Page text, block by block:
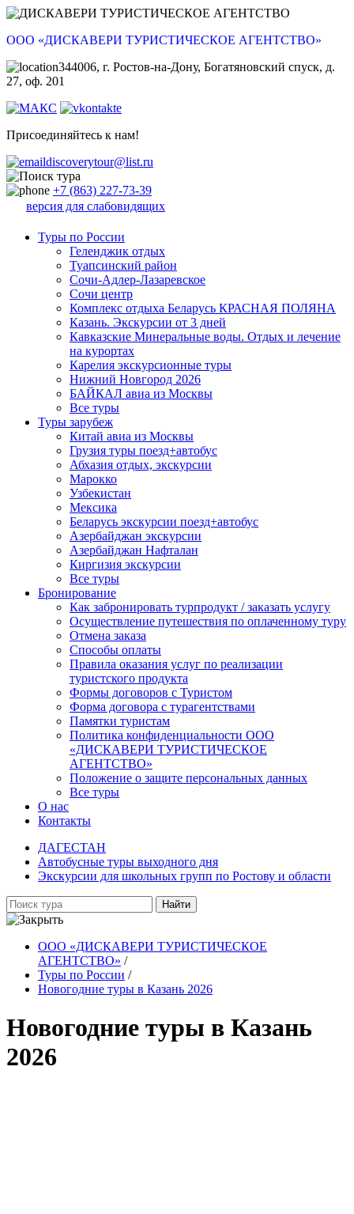
ООО «ДИСКАВЕРИ ТУРИСТИЧЕСКОЕ АГЕНТСТВО»
344006, г. Ростов-на-Дону, Богатяновский спуск, д.
27, оф. 201
Присоединяйтесь к нам!
discoverytour@list.ru
+7 (863) 227-73-39
версия для слабовидящих
Туры по России
Геленджик отдых
Туапсинский район
Сочи-Адлер-Лазаревское
Сочи центр
Комплекс отдыха Беларусь КРАСНАЯ ПОЛЯНА
Казань. Экскурсии от 3 дней
Кавказские Минеральные воды. Отдых и лечение
на курортах
Карелия экскурсионные туры
Нижний Новгород 2026
БАЙКАЛ авиа из Москвы
Все туры
Туры зарубеж
Китай авиа из Москвы
Грузия туры поезд+автобус
Абхазия отдых, экскурсии
Марокко
Узбекистан
Мексика
Беларусь экскурсии поезд+автобус
Азербайджан экскурсии
Азербайджан Нафталан
Киргизия экскурсии
Все туры
Бронирование
Как забронировать турпродукт / заказать услугу
Осуществление путешествия по оплаченному туру
Отмена заказа
Способы оплаты
Правила оказания услуг по реализации
туристского продукта
Формы договоров с Туристом
Форма договора с турагентствами
Памятки туристам
Политика конфиденциальности ООО
«ДИСКАВЕРИ ТУРИСТИЧЕСКОЕ
АГЕНТСТВО»
Положение о защите персональных данных
Все туры
О нас
Контакты
ДАГЕСТАН
Автобусные туры выходного дня
Экскурсии для школьных групп по Ростову и области
Найти
ООО «ДИСКАВЕРИ ТУРИСТИЧЕСКОЕ
АГЕНТСТВО» /
Туры по России /
Новогодние туры в Казань 2026
Новогодние туры в Казань
2026